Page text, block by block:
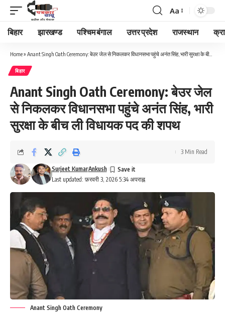
Font
Resizer
Aa
बिहार झारखण्ड पश्चिम बंगाल उत्तर प्रदेश राजस्थान
Home» Anant Singh Oath Ceremony: बेउर जेल से निकलकर विधानसभा पहुंचे अनंत सिंह, भारी सुरक्षा के बीच ली विधायक पद की शपथ
बिहार
Anant Singh Oath Ceremony: बेउर जेल
से निकलकर विधानसभा पहुंचे अनंत सिंह, भारी
सुरक्षा के बीच ली विधायक पद की शपथ
Last updated: फ़रवरी 3, 2026 5:34 अपराह्न
Surjeet KumarAnkush
3 Min Read
Anant Singh Oath Ceremony